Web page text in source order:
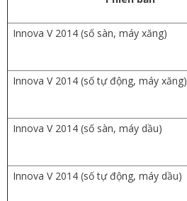
Innova V 2014 (số sàn, máy xăng)
Innova V 2014 (số tự động, máy xăng)
Innova V 2014 (số sàn, máy dầu)
Innova V 2014 (số tự động, máy dầu)